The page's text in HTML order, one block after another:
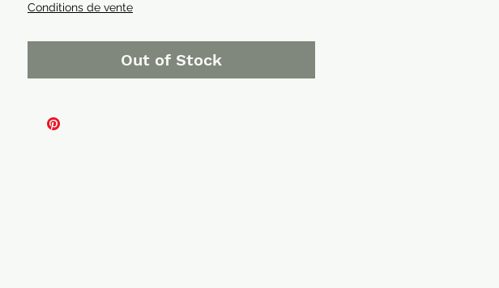
Conditions de vente
Out of Stock